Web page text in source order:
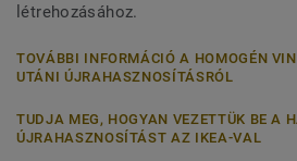
létrehozásához.
TOVÁBBI INFORMÁCIÓ A HOMOGÉN
UTÁNI ÚJRAHASZNOSÍTÁSRÓL
TUDJA MEG, HOGYAN VEZETTÜK BE A
ÚJRAHASZNOSÍTÁST AZ IKEA-VAL